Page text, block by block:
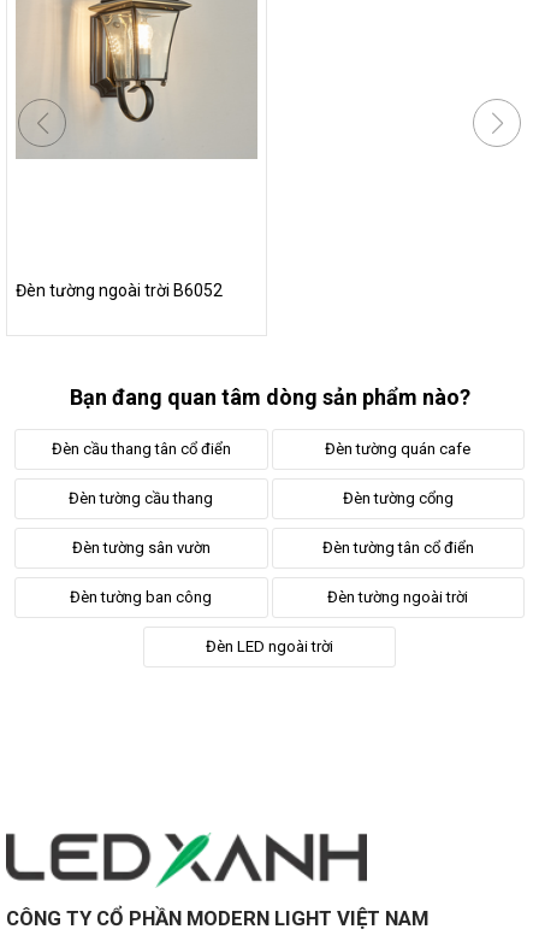
Đèn vách tường,cầu thang
thông tin cơ bản và hữu ích cho bạn
Đèn trang trí tường ngoài trời
được sản phẩm phù hợp
Đánh giá sản phẩm
Đèn chiếu sáng ốp tường
Đèn hắt tường ngoài trời: Mẫu đẹp & Giá Tốt tháng 07-2022
Tư vấn lắp đặt
4 Ý TƯỞNG LẮP ĐẶT ĐÈN HẮT TƯỜNG TRONG NHÀ
Đèn led treo tường phòng ngủ
- Nên lắp ở vị trí nào trong
phòng ngủ?
Tư vấn đèn ngoài trời
Đèn trang trí tường ngoài trời - 8 Tiêu chí giúp bạn chọn
được sản phẩm phù hợp
7 Cách chọn đèn trang trí ngoài trời hợp xu hướng
Đèn tường ngoài trời B6052
Bạn đang quan tâm dòng sản phẩm nào?
Đèn cầu thang tân cổ điển Đèn tường quán cafe
Đèn tường cầu thang Đèn tường cổng
Đèn tường sân vườn Đèn tường tân cổ điển
Đèn tường ban công Đèn tường ngoài trời
Đèn LED ngoài trời
CÔNG TY CỔ PHẦN MODERN LIGHT VIỆT NAM